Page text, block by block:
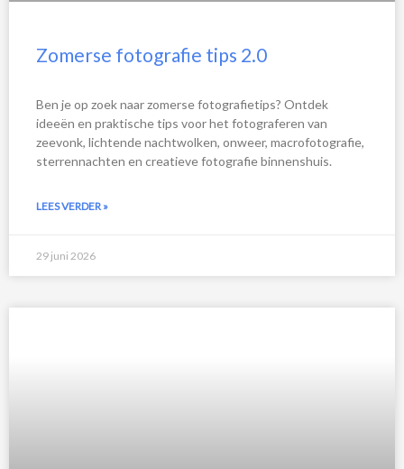
Zomerse fotografie tips 2.0
Ben je op zoek naar zomerse fotografietips? Ontdek
ideeën en praktische tips voor het fotograferen van
zeevonk, lichtende nachtwolken, onweer, macrofotografie,
sterrennachten en creatieve fotografie binnenshuis.
LEES VERDER »
29 juni 2026